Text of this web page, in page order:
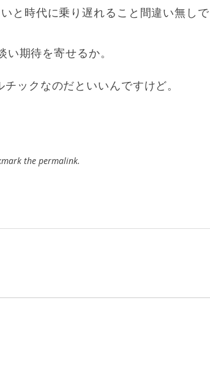
と時代に乗り遅れること間違い無しで
期待を寄せるか。
ックなのだといいんですけど。
the permalink.